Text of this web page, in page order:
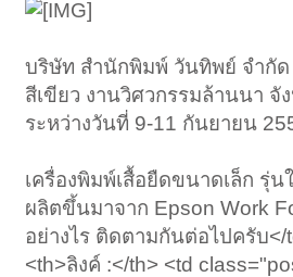
บริษัท สำนักพิมพ์ วันทิพย์ จำกัด
สีเขียว งานวิศวกรรมล้านนา จั
ระหว่างวันที่ 9-11 กันยายน
เครื่องพิมพ์เสื้อยืดขนาดเล็ก รุ่น
ผลิตขึ้นมาจาก Epson Work
อย่างไร ติดตามกันต่อไปครับ</
<th>ลิงค์ :</th> <td